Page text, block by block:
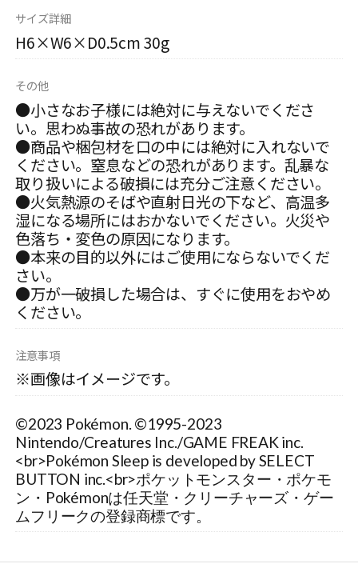
サイズ詳細
H6×W6×D0.5cm 30g
その他
●小さなお子様には絶対に与えないでくださ
い。思わぬ事故の恐れがあります。
●商品や梱包材を口の中には絶対に入れないで
ください。窒息などの恐れがあります。乱暴な
取り扱いによる破損には充分ご注意ください。
●火気熱源のそばや直射日光の下など、高温多
湿になる場所にはおかないでください。火災や
色落ち・変色の原因になります。
●本来の目的以外にはご使用にならないでくだ
さい。
●万が一破損した場合は、すぐに使用をおやめ
ください。
注意事項
※画像はイメージです。
©2023 Pokémon. ©1995-2023
Nintendo/Creatures Inc./GAME FREAK inc.
<br>Pokémon Sleep is developed by SELECT
BUTTON inc.<br>ポケットモンスター・ポケモ
ン・Pokémonは任天堂・クリーチャーズ・ゲー
ムフリークの登録商標です。